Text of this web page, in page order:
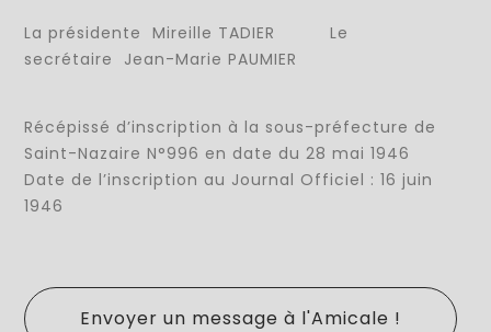
La présidente Mireille TADIER Le
secrétaire Jean-Marie PAUMIER
Récépissé d’inscription à la sous-préfecture de
Saint-Nazaire N°996 en date du 28 mai 1946
Date de l’inscription au Journal Officiel : 16 juin
1946
Envoyer un message à l'Amicale !